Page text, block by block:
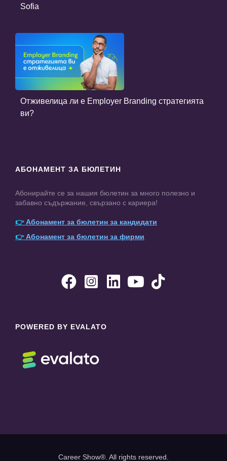
Sofia
Отживелица ли е Employer Branding стратегията
ви?
АБОНАМЕНТ ЗА БЮЛЕТИН
Абонирайте се за нашия бюлетин за много полезно и
забавно съдържание, свързано с кариера!
👉Абонамент за бюлетин за кандидати
👉Абонамент за бюлетин за фирми
    
POWERED BY EVALATO
Career Show®. All rights reserved.